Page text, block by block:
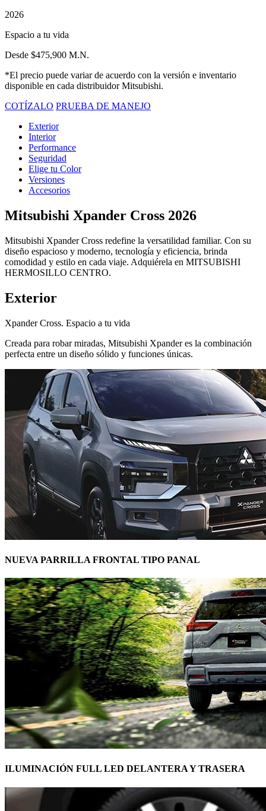
2026
Espacio a tu vida
Desde $475,900 M.N.
*El precio puede variar de acuerdo con la versión e inventario
disponible en cada distribuidor Mitsubishi.
COTÍZALO PRUEBA DE MANEJO
Exterior
Interior
Performance
Seguridad
Elige tu Color
Versiones
Accesorios
Mitsubishi Xpander Cross 2026
Mitsubishi Xpander Cross redefine la versatilidad familiar. Con su
diseño espacioso y moderno, tecnología y eficiencia, brinda
comodidad y estilo en cada viaje. Adquiérela en MITSUBISHI
HERMOSILLO CENTRO.
Exterior
Xpander Cross. Espacio a tu vida
Creada para robar miradas, Mitsubishi Xpander es la combinación
perfecta entre un diseño sólido y funciones únicas.
NUEVA PARRILLA FRONTAL TIPO PANAL
ILUMINACIÓN FULL LED DELANTERA Y TRASERA